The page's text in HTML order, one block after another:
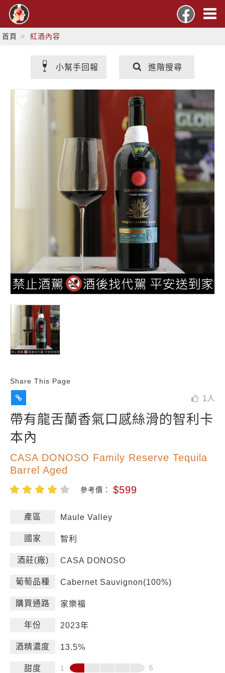
首頁 紅酒內容
小幫手回報 進階搜尋
Share This Page
1 人
帶有龍舌蘭香氣口感絲滑的智利卡
本內
CASA DONOSO Family Reserve Tequila
Barrel Aged
參考價： $599
產區 Maule Valley
國家 智利
酒莊(廠) CASA DONOSO
葡萄品種 Cabernet Sauvignon(100%)
購買通路 家樂福
年份 2023年
酒精濃度 13.5%
甜度